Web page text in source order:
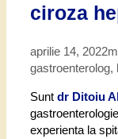
ciroza
aprilie 14, 2022
gastroenterolog,
Sunt dr Ditoiu
experienta la